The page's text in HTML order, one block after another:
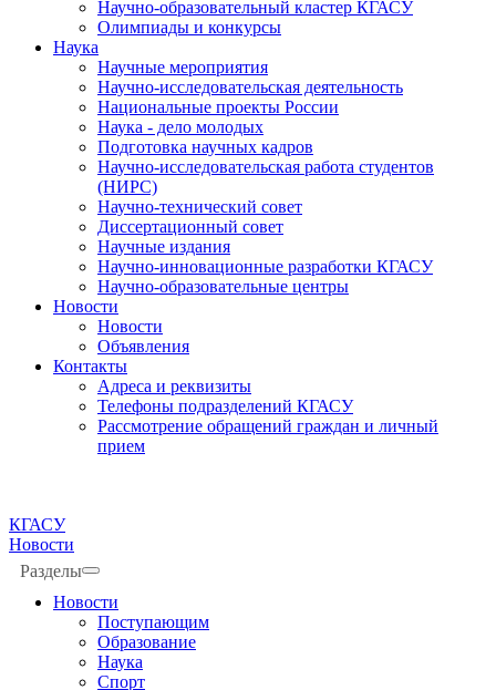
Научно-образовательный кластер КГАСУ
Олимпиады и конкурсы
Наука
Научные мероприятия
Научно-исследовательская деятельность
Национальные проекты России
Наука - дело молодых
Подготовка научных кадров
Научно-исследовательская работа студентов
(НИРС)
Научно-технический совет
Диссертационный совет
Научные издания
Научно-инновационные разработки КГАСУ
Научно-образовательные центры
Новости
Новости
Объявления
Контакты
Адреса и реквизиты
Телефоны подразделений КГАСУ
Рассмотрение обращений граждан и личный
прием
КГАСУ
Новости
Разделы
Новости
Поступающим
Образование
Наука
Спорт